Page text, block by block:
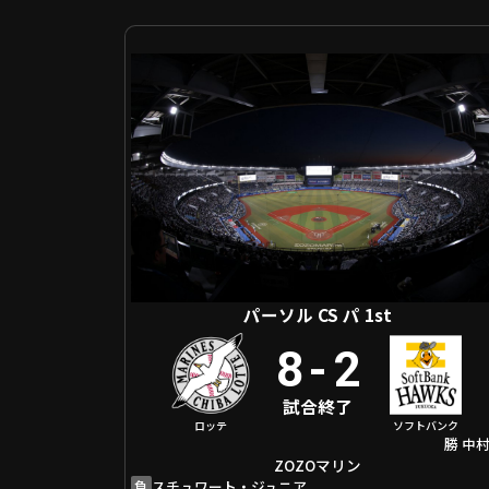
パーソル CS パ 1st 千葉ロッテ VS 福岡ソフトバンク
パーソル CS パ 1st
ロッテ
8-2
試合終了
ソフトバンク
勝 中
ZOZOマリン